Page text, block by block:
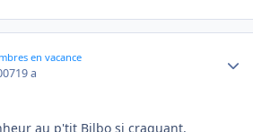
en vacance
19 a
au p'tit Bilbo si craquant.